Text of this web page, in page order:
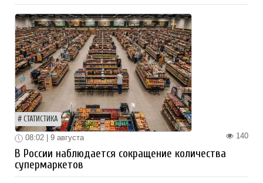
СТАТИСТИКА
140
08:02 | 9 августа
В России наблюдается сокращение количества
супермаркетов